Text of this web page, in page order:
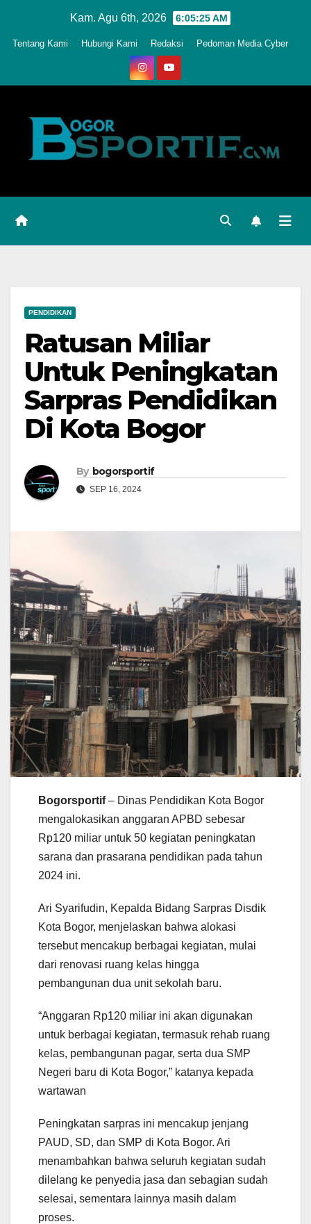
Kam. Agu 6th, 2026 6:05:27 AM
Tentang Kami Hubungi Kami Redaksi Pedoman Media Cyber
PENDIDIKAN
Ratusan Miliar
Untuk Peningkatan
Sarpras Pendidikan
Di Kota Bogor
By bogorsportif
SEP 16, 2024
Bogorsportif– Dinas Pendidikan Kota Bogor
mengalokasikan anggaran APBD sebesar
Rp120 miliar untuk 50 kegiatan peningkatan
sarana dan prasarana pendidikan pada tahun
2024 ini.
Ari Syarifudin, Kepalda Bidang Sarpras Disdik
Kota Bogor, menjelaskan bahwa alokasi
tersebut mencakup berbagai kegiatan, mulai
dari renovasi ruang kelas hingga
pembangunan dua unit sekolah baru.
“Anggaran Rp120 miliar ini akan digunakan
untuk berbagai kegiatan, termasuk rehab ruang
kelas, pembangunan pagar, serta dua SMP
Negeri baru di Kota Bogor,” katanya kepada
wartawan
Peningkatan sarpras ini mencakup jenjang
PAUD, SD, dan SMP di Kota Bogor. Ari
menambahkan bahwa seluruh kegiatan sudah
dilelang ke penyedia jasa dan sebagian sudah
selesai, sementara lainnya masih dalam
proses.